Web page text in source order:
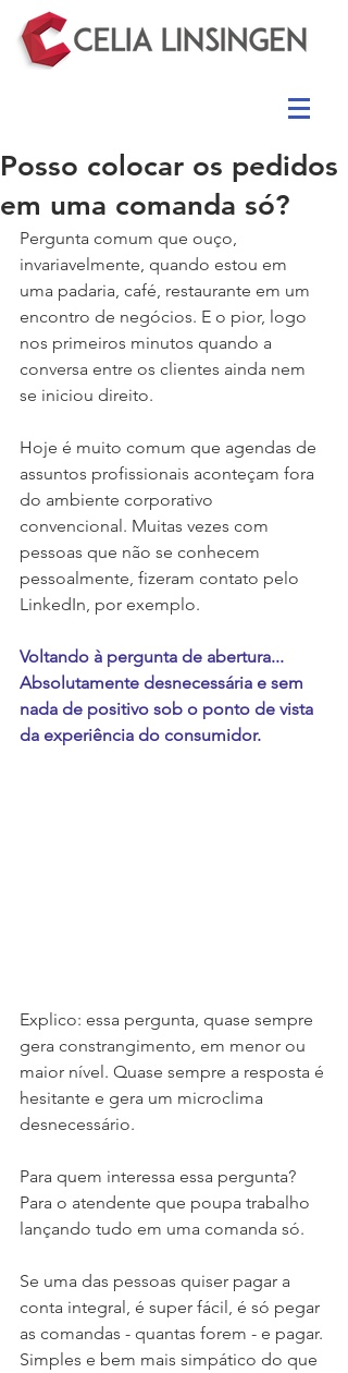
Posso colocar os pedidos
em uma comanda só?
Pergunta comum que ouço,
invariavelmente, quando estou em
uma padaria, café, restaurante em um
encontro de negócios. E o pior, logo
nos primeiros minutos quando a
conversa entre os clientes ainda nem
se iniciou direito.
Hoje é muito comum que agendas de
assuntos profissionais aconteçam fora
do ambiente corporativo
convencional. Muitas vezes com
pessoas que não se conhecem
pessoalmente, fizeram contato pelo
LinkedIn, por exemplo.
Voltando à pergunta de abertura...
Absolutamente desnecessária e sem
nada de positivo sob o ponto de vista
da experiência do consumidor.
Explico: essa pergunta, quase sempre
gera constrangimento, em menor ou
maior nível. Quase sempre a resposta é
hesitante e gera um microclima
desnecessário.
Para quem interessa essa pergunta?
Para o atendente que poupa trabalho
lançando tudo em uma comanda só.
Se uma das pessoas quiser pagar a
conta integral, é super fácil, é só pegar
as comandas - quantas forem - e pagar.
Simples e bem mais simpático do que